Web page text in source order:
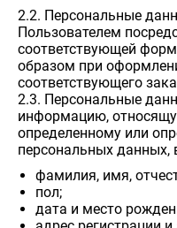
2.2. Персональные
Пользователем
соответствующей
образом при
соответствующего
2.3. Персональные
информацию,
определенному или
персональных данных,
фамилия, имя,
пол;
дата и место